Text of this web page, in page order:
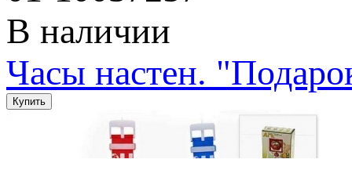
В наличии
Часы настен.